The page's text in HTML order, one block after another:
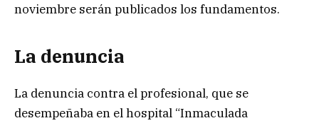
noviembre serán publicados los fundamentos.
La denuncia
La denuncia contra el profesional, que se
desempeñaba en el hospital “Inmaculada